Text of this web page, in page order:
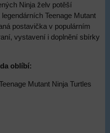
Ninja želv potěší
Teenage Mutant
postavička v populárním
vystavení i doplnění sbírky
oblíbí:
Mutant Ninja Turtles